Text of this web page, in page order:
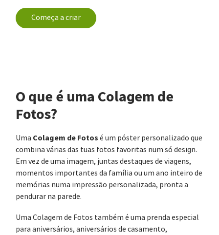
Começa a criar
O que é uma Colagem de
Fotos?
Uma Colagem de Fotos é um póster personalizado que
combina várias das tuas fotos favoritas num só design.
Em vez de uma imagem, juntas destaques de viagens,
momentos importantes da família ou um ano inteiro de
memórias numa impressão personalizada, pronta a
pendurar na parede.
Uma Colagem de Fotos também é uma prenda especial
para aniversários, aniversários de casamento,